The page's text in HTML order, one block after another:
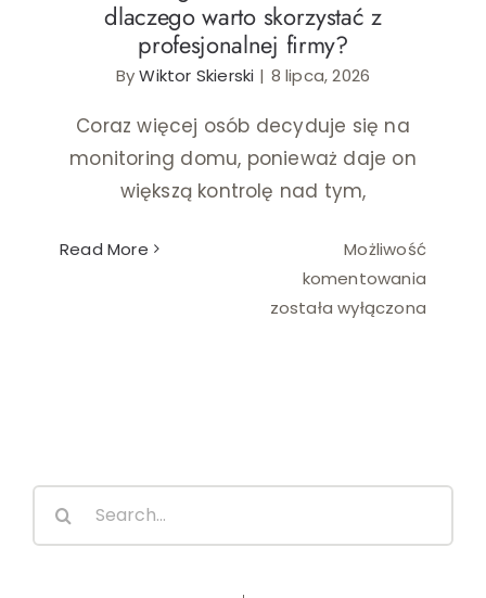
Ślub i wesele
Wystrój wnętrz
dlaczego warto skorzystać z
profesjonalnej firmy?
ByWiktor Skierski | 8 lipca, 2026
Coraz więcej osób decyduje się na
monitoring domu, ponieważ daje on
większą kontrolę nad tym,
Read More
Możliwość
komentowania
została wyłączona